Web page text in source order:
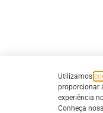
Utilizamos
proporcionar
experiência
Conheça